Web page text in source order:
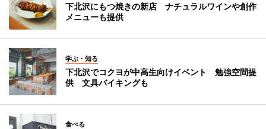
下北沢にもつ焼きの新店 ナチュラルワインや創作
メニューも提供
学ぶ・知る
下北沢でコクヨが中高生向けイベント 勉強空間提
供 文具バイキングも
食べる